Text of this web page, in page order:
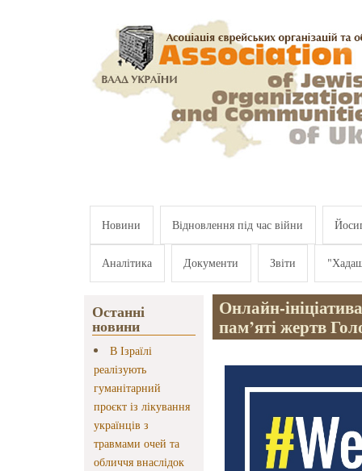
Новини Відновлення під час війни
Аналітика Документи Звіти
Останні
новини
В Ізраїлі
реалізують
гуманітарний
проєкт із лікування
українців з
травмами очей та
обличчя внаслідок
Онлайн-
пам’яті жертв